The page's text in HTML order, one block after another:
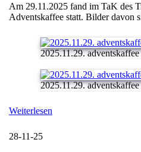
Am 29.11.2025 fand im TaK des
Adventskaffee statt. Bilder davon
2025.11.29.
2025.11.29.
Weiterlesen
28-11-25